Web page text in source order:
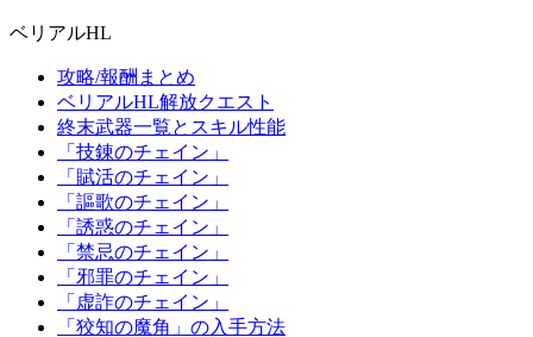
ベリアルHL
攻略/報酬まとめ
ベリアルHL解放クエスト
終末武器一覧とスキル性能
「技錬のチェイン」
「賦活のチェイン」
「謳歌のチェイン」
「誘惑のチェイン」
「禁忌のチェイン」
「邪罪のチェイン」
「虚詐のチェイン」
「狡知の魔角」の入手方法